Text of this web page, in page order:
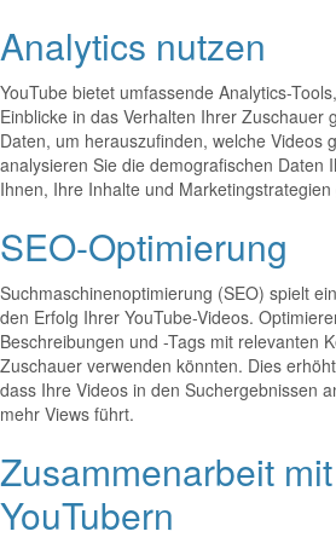
Analytics nutzen
YouTube bietet umfassende Analytics-
Einblicke in das Verhalten Ihrer Zuschauer
Daten, um herauszufinden, welche Videos
analysieren Sie die demografischen Daten
Ihnen, Ihre Inhalte und
SEO-Optimierung
Suchmaschinenoptimierung (SEO) spielt
den Erfolg Ihrer YouTube-Videos.
Beschreibungen und -Tags mit relevanten
Zuschauer verwenden könnten. Dies
dass Ihre Videos in den Suchergebnissen
mehr Views führt.
Zusammenarbeit
YouTubern